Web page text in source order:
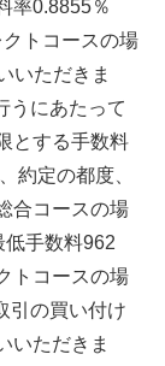
率0.8855％
クトコースの場
いただきま
うにあたって
とする手数料
約定の都度、
合コースの場
手数料962
トコースの場
引の買い付け
いただきま